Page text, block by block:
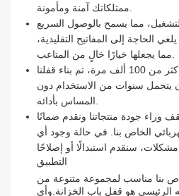
ممتلكاتك آمنة ومأمونة.
مما يسمح بالوصول السريع
الحاجة إلى المفاتيح التقليدية،
مما يجعلها خيارًا خالٍ من المتاعب.
العمر الطويل: مع عمر أكثر من 100 ألف مرة، تم بناء قفلنا
يتحمل سنوات من الاستخدام دون
المساس بأدائه.
نقف وراء جودة منتجاتنا ونقدم ضمانًا
الخاص بنا. في حالة وجود أي
التطبيق
بنا مناسب لمجموعة متنوعة من
الرئيسي هو قفل باب الخزانة.وأي